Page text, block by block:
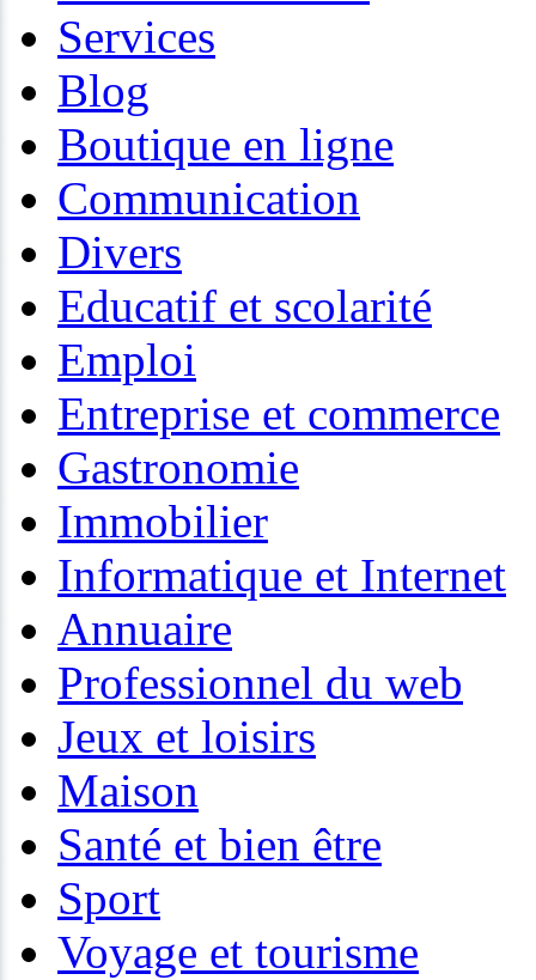
Services
Blog
Boutique en ligne
Communication
Divers
Educatif et scolarité
Emploi
Entreprise et commerce
Gastronomie
Immobilier
Informatique et Internet
Annuaire
Professionnel du web
Jeux et loisirs
Maison
Santé et bien être
Sport
Voyage et tourisme